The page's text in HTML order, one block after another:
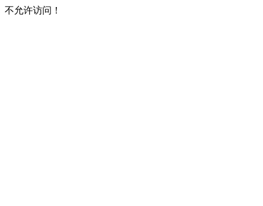
不允许访问！